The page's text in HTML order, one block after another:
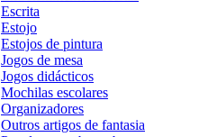
Escrita
Estojo
Estojos de pintura
Jogos de mesa
Jogos didácticos
Mochilas escolares
Organizadores
Outros artigos de fantasia